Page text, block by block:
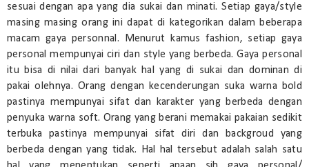
sesuai dengan apa yang dia sukai dan minati. Setiap gaya/style
masing masing orang ini dapat di kategorikan dalam beberapa
macam gaya personnal. Menurut kamus fashion, setiap gaya
personal mempunyai ciri dan style yang berbeda. Gaya personal
itu bisa di nilai dari banyak hal yang di sukai dan dominan di
pakai olehnya. Orang dengan kecenderungan suka warna bold
pastinya mempunyai sifat dan karakter yang berbeda dengan
penyuka warna soft. Orang yang berani memakai pakaian sedikit
terbuka pastinya mempunyai sifat diri dan backgroud yang
berbeda dengan yang tidak. Hal hal tersebut adalah salah satu